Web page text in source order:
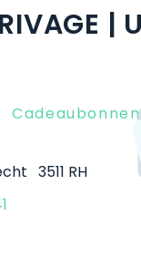
|
Cadeaubonnen
3511 RH